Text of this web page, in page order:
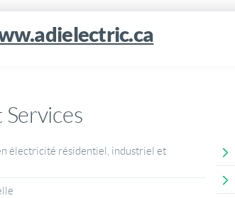
électricité résidentiel, industriel et